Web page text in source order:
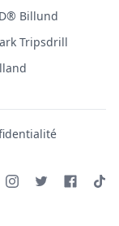
Billund
Tripsdrill